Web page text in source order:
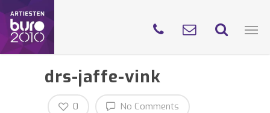
drs-jaffe-vink
No Comments
0